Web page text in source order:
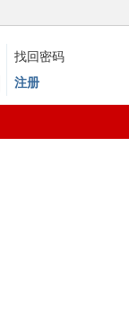
找回密码
注册